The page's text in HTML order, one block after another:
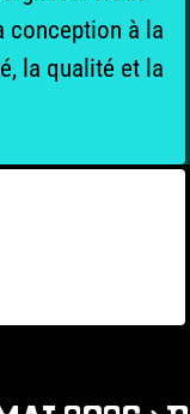
conception à la
la qualité et la